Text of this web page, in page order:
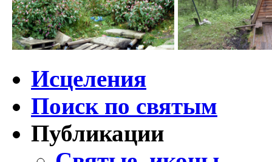
Исцеления
Поиск по святым
Публикации